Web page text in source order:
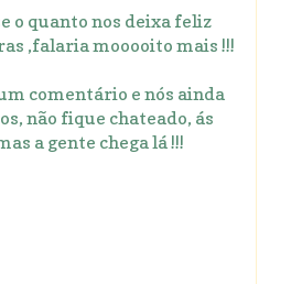
o quanto nos deixa feliz
,falaria mooooito mais !!!
comentário e nós ainda
não fique chateado, ás
a gente chega lá !!!